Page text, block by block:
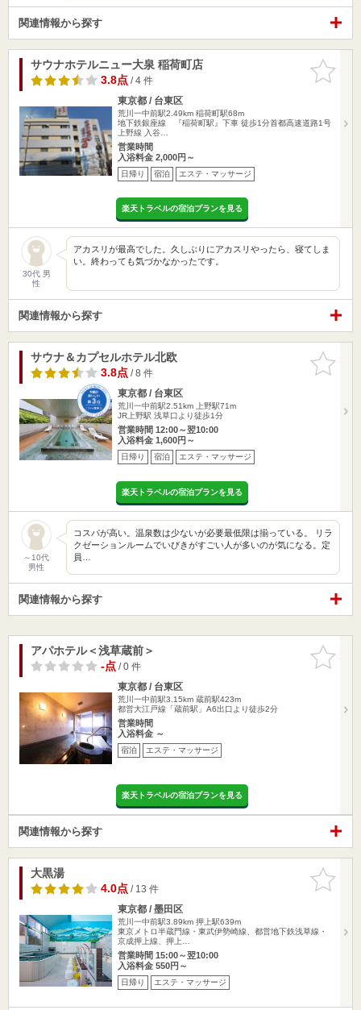
関連情報から探す
お気に入
りに追加
サウナホテルニュー大泉 稲荷町店
3.8点/ 4 件
東京都 / 台東区
荒川一中前駅2.49km 稲荷町駅68m
地下鉄銀座線 『稲荷町駅』下車 徒歩1分首都高速道路1号
上野線 入谷…
営業時間
入浴料金 2,000円～
日帰り 宿泊 エステ・マッサージ
楽天トラベルの宿泊プランを見る
30代 男
性
アカスリが最高でした。久しぶりにアカスリやったら、寝てしま
い。終わっても気づかなかったです。
関連情報から探す
お気に入
りに追加
サウナ＆カプセルホテル北欧
3.8点/ 8 件
東京都 / 台東区
荒川一中前駅2.51km
上野駅71m
JR上野駅 浅草口より徒歩1分
営業時間 12:00～翌10:00
入浴料金 1,600円～
日帰り 宿泊 エステ・マッサージ
楽天トラベルの宿泊プランを見る
～10代
男性
コスパが高い。温泉数は少ないが必要最低限は揃っている。 リラ
クゼーションルームでいびきがすごい人が多いのが気になる。定
員…
関連情報から探す
お気に入
りに追加
アパホテル＜浅草蔵前＞
-点/ 0 件
東京都 / 台東区
荒川一中前駅3.15km 蔵前駅423m
都営大江戸線「蔵前駅」A6出口より徒歩2分
営業時間
入浴料金 ～
宿泊 エステ・マッサージ
楽天トラベルの宿泊プランを見る
関連情報から探す
お気に入
りに追加
大黒湯
4.0点/ 13 件
東京都 / 墨田区
荒川一中前駅3.89km 押上駅639m
東京メトロ半蔵門線・東武伊勢崎線、都営地下鉄浅草線・
京成押上線、押上…
営業時間 15:00～翌10:00
入浴料金 550円～
日帰り エステ・マッサージ